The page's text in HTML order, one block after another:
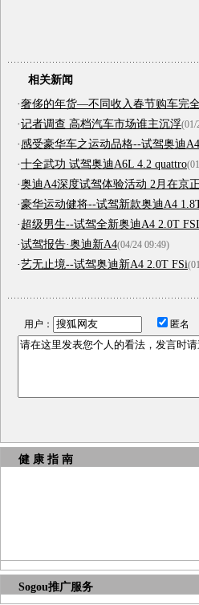
相关新闻
·奢侈的年货—不同收入春节购车完
·记者调查 高档汽车市场谁主沉浮(01/
·感受豪华车之运动品格--试驾奥迪
·十全武功 试驾奥迪A6L 4.2 quattro
·奥迪A4深度试驾体验活动 2月在京
·豪华运动健将--试驾新款奥迪A4
·超级男生--试驾全新奥迪A4 2.0T FSI
·试驾报告·奥迪新A4(04/24 09:49)
·艺无止境--试驾奥迪新A4 2.0T FSi
用户： 匿名
健 康 指 南
Sogou推广服务